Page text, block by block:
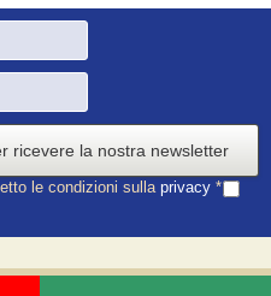
ricevere la nostra newsletter
le condizioni sulla privacy *